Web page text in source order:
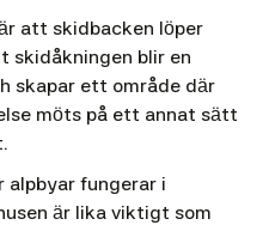
att skidbacken löper
skidåkningen blir en
skapar ett område där
möts på ett annat sätt
fungerar i
är lika viktigt som